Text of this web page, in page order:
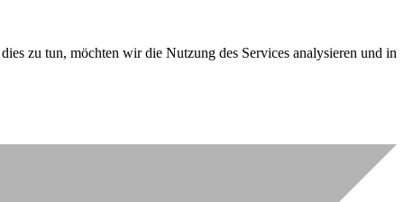
zu tun, möchten wir die Nutzung des Services analysieren und in